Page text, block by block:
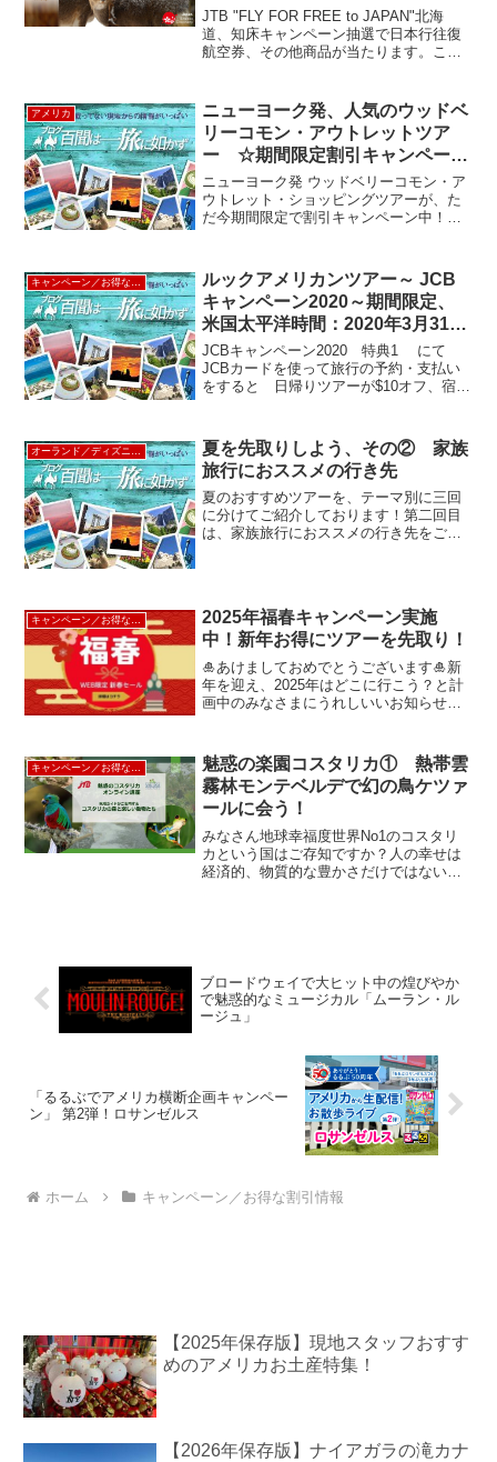
券やJTB旅行券が当たります!
JTB "FLY FOR FREE to JAPAN"北海
道、知床キャンペーン抽選で日本行往復
航空券、その他商品が当たります。この
Facebo...
アメリカ
ニューヨーク発、人気のウッドベ
リーコモン・アウトレットツア
ー ☆期間限定割引キャンペーン
中☆
ニューヨーク発 ウッドベリーコモン・ア
ウトレット・ショッピングツアーが、た
だ今期間限定で割引キャンペーン中！！
新規ご予約の方に限ります。【対象期
間】...
ルックアメリカンツアー～ JCB
キャンペーン2020～期間限定、
米国太平洋時間：2020年3月31日
まで～
JCBキャンペーン2020 特典1 にて
JCBカードを使って旅行の予約・支払い
をすると 日帰りツアーが$10オフ、宿泊
JCB$2020 を割引（WEB得...
オーランド／ディズニーワールド
夏を先取りしよう、その② 家族
旅行におススメの行き先
夏のおすすめツアーを、テーマ別に三回
に分けてご紹介しております！第二回目
は、家族旅行におススメの行き先をご紹
の手間と荷物の多さが気...
キャンペーン／お得な割引情報
2025年福春キャンペーン実施
中！新年お得にツアーを先取り！
🎍あけましておめでとうございます🎍新
年を迎え、2025年はどこに行こう？と計
画中のみなさまにうれしいいお知らせ！
が最大ラッキー7％OFF☆ご予約期間：
2025年1...
魅惑の楽園コスタリカ① 熱帯雲
霧林モンテベルデで幻の鳥ケツァ
ールに会う！
みなさん地球幸福度世界No1のコスタリ
カという国はご存知ですか？人の幸せは
経済的、物質的な豊かさだけではない。
ブロードウェイで大ヒット中の煌びやか
で魅惑的なミュージカル「ムーラン・ル
ージュ」
「るるぶでアメリカ横断企画キャンペー
ン」 第2弾！ロサンゼルス
ホーム キャンペーン／お得な割引情報
【2025年保存版】現地スタッフおすす
めのアメリカお土産特集！
【2026年保存版】ナイアガラの滝カナ